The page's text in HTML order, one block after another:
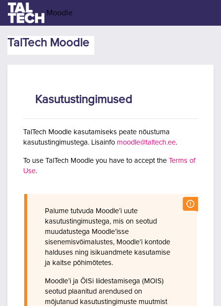
Jäta vahele peasisuni
Moodle
TalTech Moodle
Kasutustingimused
TalTech Moodle kasutamiseks peate nõustuma
kasutustingimustega. Lisainfo moodle@taltech.ee.
To use TalTech Moodle you have to accept the Terms of
Use.
Palume tutvuda Moodle’i uute
kasutustingimustega, mis on seotud
muudatustega Moodle’isse
sisenemisvõimalustes, Moodle’i kontode
halduses ning isikuandmete kasutamise
ja kaitse põhimõtetes.
Moodle’i ja ÕISi liidestamisega (MOIS)
seotud plaanitud arendused on
mõjutanud kasutustingimuste muutmist